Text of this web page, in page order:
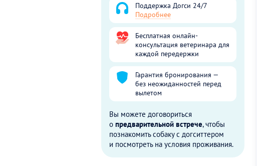
Поддержка Догси 24/7
Подробнее
Бесплатная онлайн-
консультация ветеринара для
каждой передержки
Гарантия бронирования —
без неожиданностей перед
вылетом
Вы можете договориться
о предварительной встрече, чтобы
познакомить собаку с догситтером
и посмотреть на условия проживания.